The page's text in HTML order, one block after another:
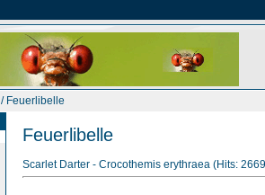
/ Feuerlibelle
Feuerlibelle
Scarlet Darter - Crocothemis erythraea (Hits: